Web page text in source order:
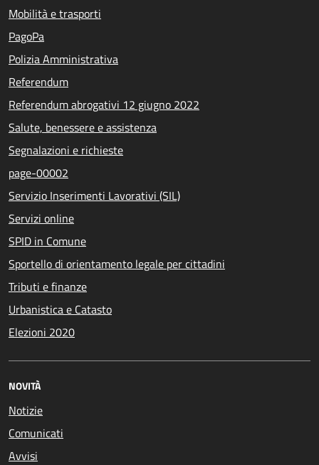
Mobilità e trasporti
PagoPa
Polizia Amministrativa
Referendum
Referendum abrogativi 12 giugno 2022
Salute, benessere e assistenza
Segnalazioni e richieste
page-00002
Servizio Inserimenti Lavorativi (SIL)
Servizi online
SPID in Comune
Sportello di orientamento legale per cittadini
Tributi e finanze
Urbanistica e Catasto
Elezioni 2020
NOVITÀ
Notizie
Comunicati
Avvisi